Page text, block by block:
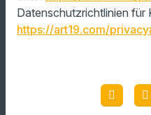
Datenschutzrichtlinien für
https://art19.com/